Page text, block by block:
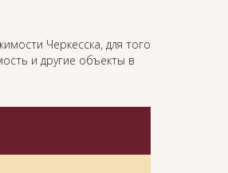
Черкесска, для того
и другие объекты в